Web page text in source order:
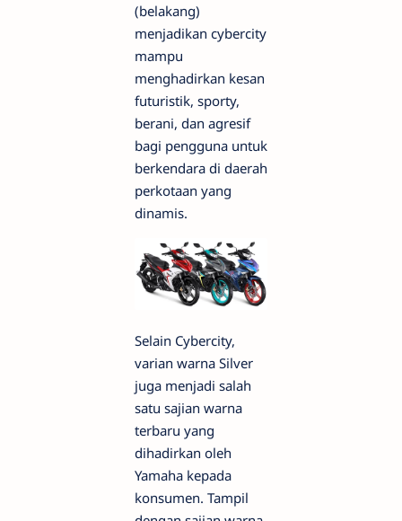
(belakang)
menjadikan cybercity
mampu
menghadirkan kesan
futuristik, sporty,
berani, dan agresif
bagi pengguna untuk
berkendara di daerah
perkotaan yang
dinamis.
Selain Cybercity,
varian warna Silver
juga menjadi salah
satu sajian warna
terbaru yang
dihadirkan oleh
Yamaha kepada
konsumen. Tampil